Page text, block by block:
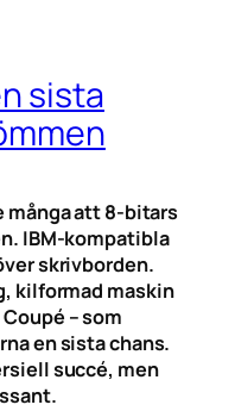
sista
många att 8-bitars
IBM-kompatibla
skrivborden.
kilformad maskin
– som
en sista chans.
succé, men